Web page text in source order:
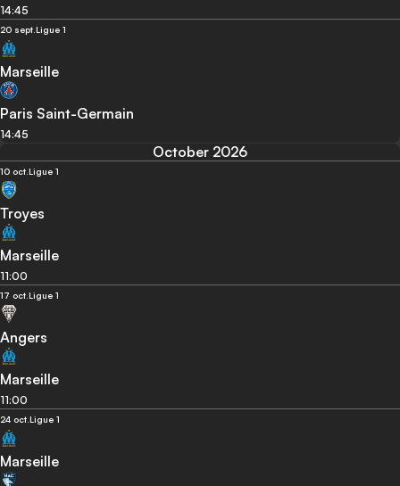
14:45
20 sept.Ligue 1
Marseille
Paris Saint-Germain
14:45
October 2026
10 oct.Ligue 1
Troyes
Marseille
11:00
17 oct.Ligue 1
Angers
Marseille
11:00
24 oct.Ligue 1
Marseille